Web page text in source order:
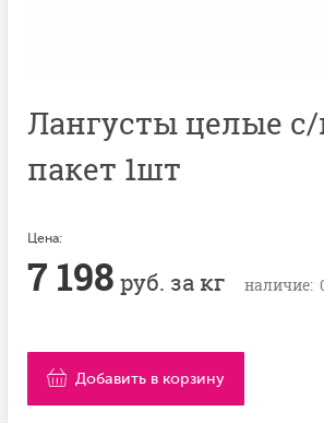
Лангусты целые
пакет 1шт
Цена:
7 198 руб. за кг наличие:
Добавить в корзину